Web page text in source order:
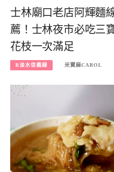
士林廟口老店阿輝麵
薦！士林夜市必吃三
花枝一次滿足
R淡水信義線 米寶麻CAROL